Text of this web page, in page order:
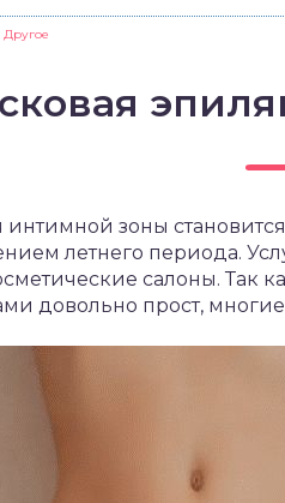
Другое
зоны
летнего периода.
салоны. Так
довольно прост,